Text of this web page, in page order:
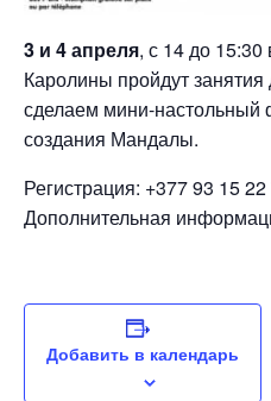
3 и 4 апреля, с 14 до
Каролины пройдут
сделаем мини-настольный
создания Мандалы.
Регистрация: +377 93 15
Дополнительная
Добавить в календарь